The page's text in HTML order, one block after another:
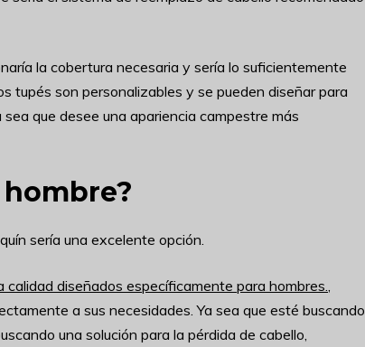
la cobertura necesaria y sería lo suficientemente
tupés son personalizables y se pueden diseñar para
que desee una apariencia campestre más
sería una excelente opción.
diseñados específicamente para hombres.,
a sus necesidades. Ya sea que esté buscando
una solución para la pérdida de cabello,